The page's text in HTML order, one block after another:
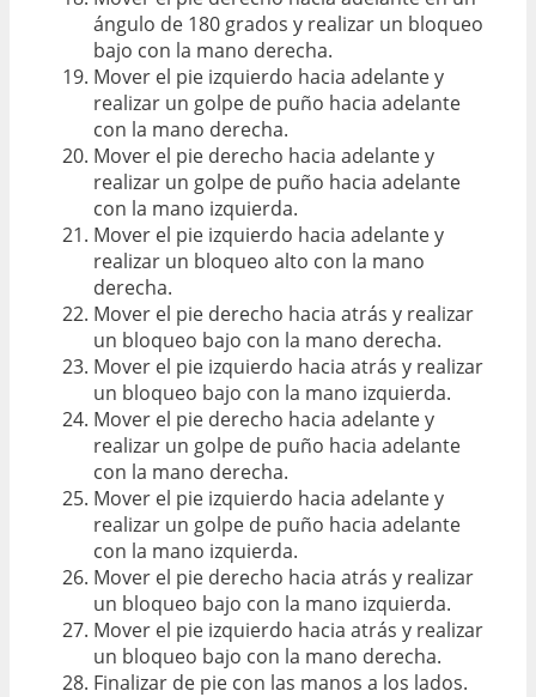
ángulo de 180 grados y realizar un bloqueo
bajo con la mano derecha.
Mover el pie izquierdo hacia adelante y
realizar un golpe de puño hacia adelante
con la mano derecha.
Mover el pie derecho hacia adelante y
realizar un golpe de puño hacia adelante
con la mano izquierda.
Mover el pie izquierdo hacia adelante y
realizar un bloqueo alto con la mano
derecha.
Mover el pie derecho hacia atrás y realizar
un bloqueo bajo con la mano derecha.
Mover el pie izquierdo hacia atrás y realizar
un bloqueo bajo con la mano izquierda.
Mover el pie derecho hacia adelante y
realizar un golpe de puño hacia adelante
con la mano derecha.
Mover el pie izquierdo hacia adelante y
realizar un golpe de puño hacia adelante
con la mano izquierda.
Mover el pie derecho hacia atrás y realizar
un bloqueo bajo con la mano izquierda.
Mover el pie izquierdo hacia atrás y realizar
un bloqueo bajo con la mano derecha.
Finalizar de pie con las manos a los lados.